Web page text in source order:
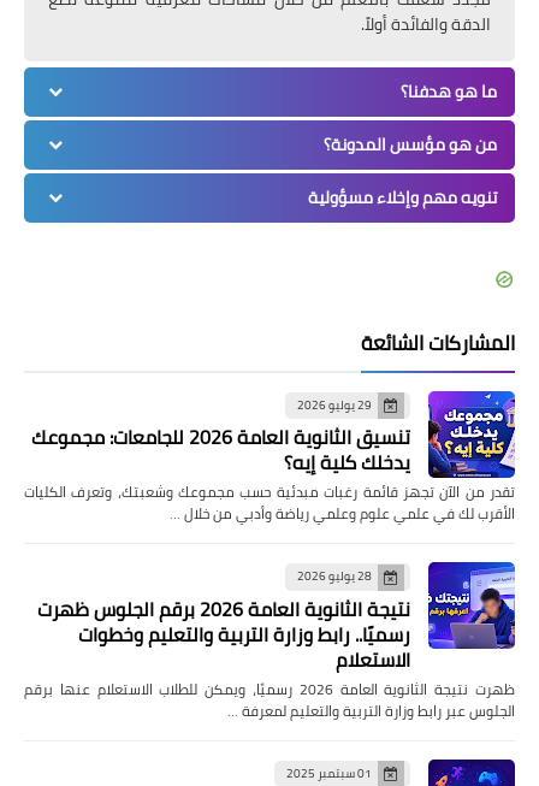
الدقة والفائدة أولاً.
ما هو هدفنا؟
من هو مؤسس المدونة؟
تنويه مهم وإخلاء مسؤولية
المشاركات الشائعة
29 يوليو 2026
تنسيق الثانوية العامة 2026 للجامعات: مجموعك
يدخلك كلية إيه؟
تقدر من الآن تجهز قائمة رغبات مبدئية حسب مجموعك وشعبتك، وتعرف الكليات
الأقرب لك في علمي علوم وعلمي رياضة وأدبي من خلال …
28 يوليو 2026
نتيجة الثانوية العامة 2026 برقم الجلوس ظهرت
رسميًا.. رابط وزارة التربية والتعليم وخطوات
الاستعلام
ظهرت نتيجة الثانوية العامة 2026 رسميًا، ويمكن للطلاب الاستعلام عنها برقم
الجلوس عبر رابط وزارة التربية والتعليم لمعرفة …
01 سبتمبر 2025